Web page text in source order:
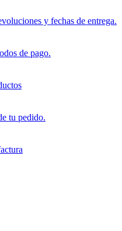
y fechas de entrega.
de pago.
tu pedido.